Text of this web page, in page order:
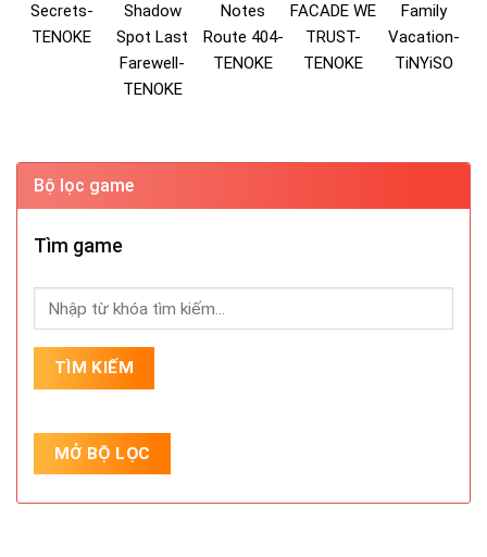
Secrets-
TENOKE
Shadow
Spot Last
Farewell-
TENOKE
Notes
Route 404-
TENOKE
FACADE WE
TRUST-
TENOKE
Family
Vacation-
TiNYiSO
Bộ lọc game
Tìm game